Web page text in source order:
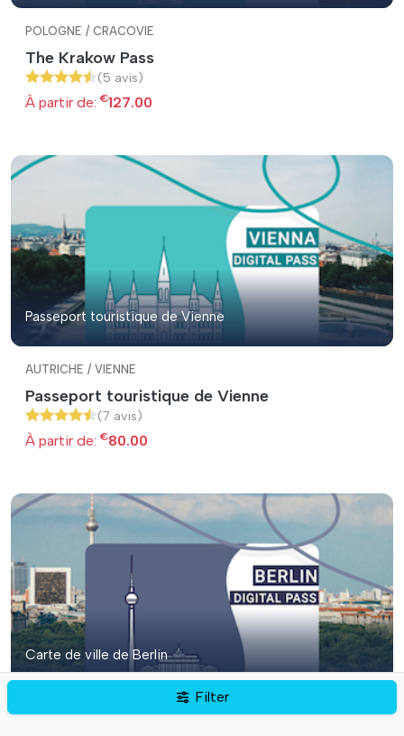
POLOGNE / CRACOVIE
The Krakow Pass
(5 avis)
À partir de: €127.00
Passeport touristique de Vienne
AUTRICHE / VIENNE
Passeport touristique de Vienne
(7 avis)
À partir de: €80.00
Carte de ville de Berlin
Filter